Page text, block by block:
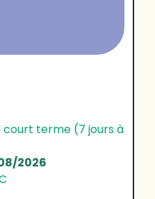
terme (7 jours à
2026